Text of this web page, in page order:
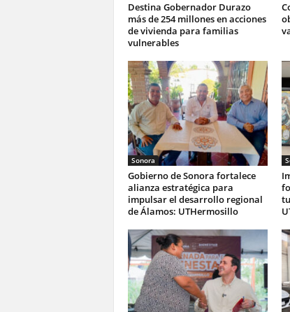
Destina Gobernador Durazo
más de 254 millones en acciones
de vivienda para familias
vulnerables
Sonora
Gobierno de Sonora fortalece
alianza estratégica para
impulsar el desarrollo regional
de Álamos: UTHermosillo